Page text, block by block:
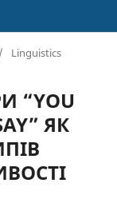
/ Linguistics
“YOU
ЯК